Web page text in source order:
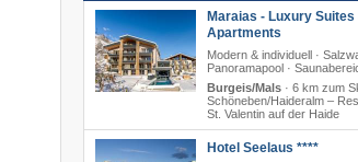
Maraias - Luxury Suites
Apartments
Modern & individuell ·
Panoramapool ·
Burgeis/Mals· 6 km zum
Schöneben/​Haideralm –
St. Valentin auf der Haide
Hotel Seelaus ****